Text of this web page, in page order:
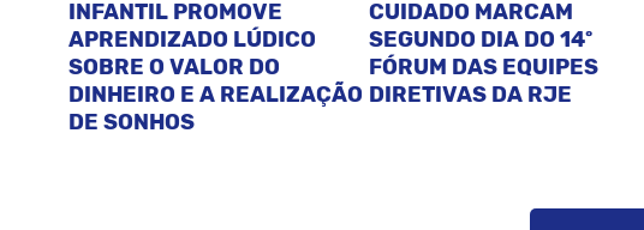
INFANTIL PROMOVE
APRENDIZADO LÚDICO
SOBRE O VALOR DO
DINHEIRO E A REALIZAÇÃO
DE SONHOS
CUIDADO MARCAM
SEGUNDO DIA DO 14º
FÓRUM DAS EQUIPES
DIRETIVAS DA RJE